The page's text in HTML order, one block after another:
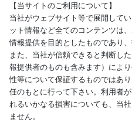
【当サイトのご利用について】
当社がウェブサイト等で展開して
ット情報など全てのコンテンツは
情報提供を目的としたものであり
また、当社が信頼できると判断し
報提供者のものも含みます）によ
性等について保証するものではあ
任のもとに行って下さい。利用者
れるいかなる損害についても、当
ません。